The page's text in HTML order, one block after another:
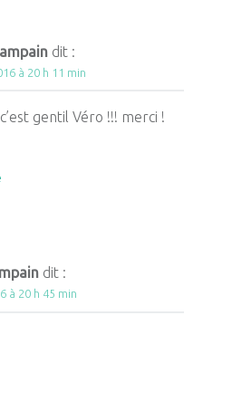
dit :
à 20 h 11 min
gentil Véro !!! merci !
dit :
à 20 h 45 min